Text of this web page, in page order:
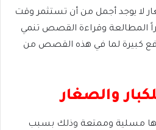
لا يوجد أجمل من أن تستثمر وقت
المطالعة وقراءة القصص تنمي
كبيرة لما في هذه القصص من
والصغار
مسلية وممتعة وذلك بسبب